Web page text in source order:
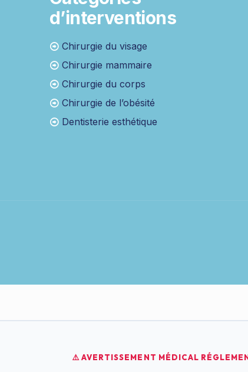
d’interventions
Chirurgie du visage
Chirurgie mammaire
Chirurgie du corps
Chirurgie de l’obésité
Dentisterie esthétique
⚠️ AVERTISSEMENT MÉDICAL